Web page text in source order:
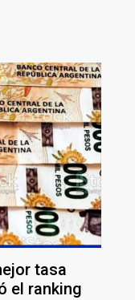
tasa
el ranking